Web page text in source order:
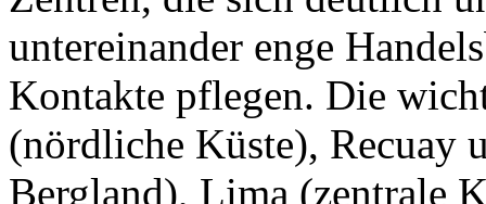
untereinander enge
Kontakte pflegen. Die
(nördliche Küste),Recuay
Bergland),Lima(zentrale